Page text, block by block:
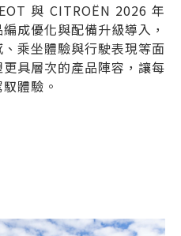
與 CITROËN 2026 年
成優化與配備升級導入，
乘坐體驗與行駛表現等面
具層次的產品陣容，讓每
體驗。